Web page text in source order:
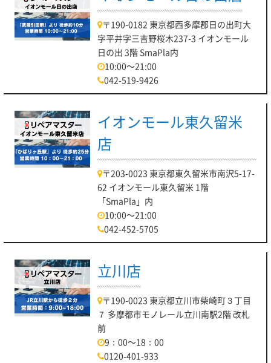
〒190-0182 東京都西多摩郡日の出町大
字平井字三吉野桜木237-3 イオンモール
日の出 3階 SmaPla内
10:00～21:00
042-519-9426
イオンモール東久留米
店
〒203-0023 東京都東久留米市南沢5-17-
62 イオンモール東久留米 1階
「SmaPla」内
10:00～21:00
042-452-5705
立川店
〒190-0023 東京都立川市柴崎町３丁目
７ 多摩都市モノレール立川南駅2階 改札
前
9：00～18：00
0120-401-933